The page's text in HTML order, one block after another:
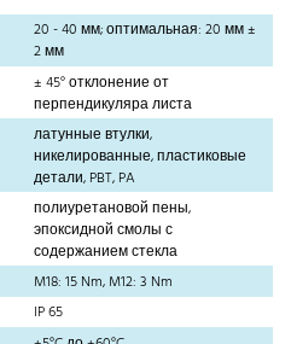
20 - 40 мм; оптимальная: 20 мм ±
2 мм
± 45° отклонение от
перпендикуляра листа
латунные втулки,
никелированные, пластиковые
детали, PBT, PA
полиуретановой пены,
эпоксидной смолы с
содержанием стекла
M18: 15 Nm, M12: 3 Nm
IP 65